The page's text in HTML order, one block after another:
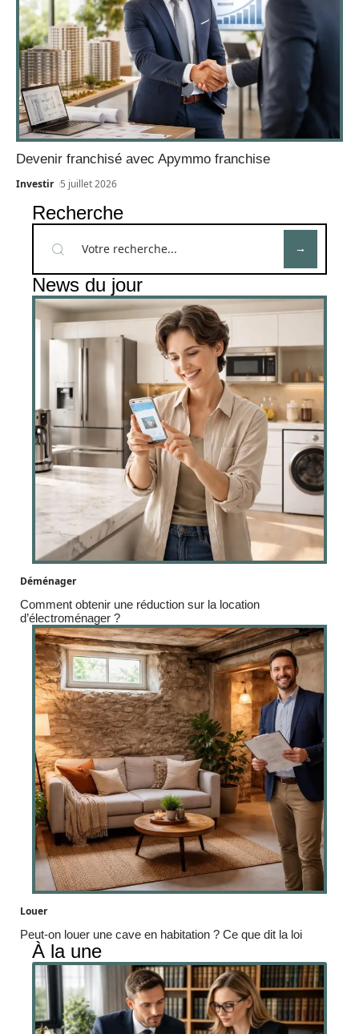
Devenir franchisé avec Apymmo franchise
Investir 5 juillet 2026
Recherche
News du jour
Déménager
Comment obtenir une réduction sur la location
d’électroménager ?
Louer
Peut-on louer une cave en habitation ? Ce que dit la loi
À la une